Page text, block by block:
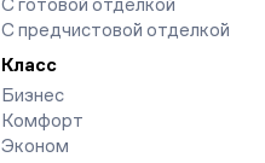
С готовой отделкой
С предчистовой отделкой
Класс
Бизнес
Комфорт
Эконом